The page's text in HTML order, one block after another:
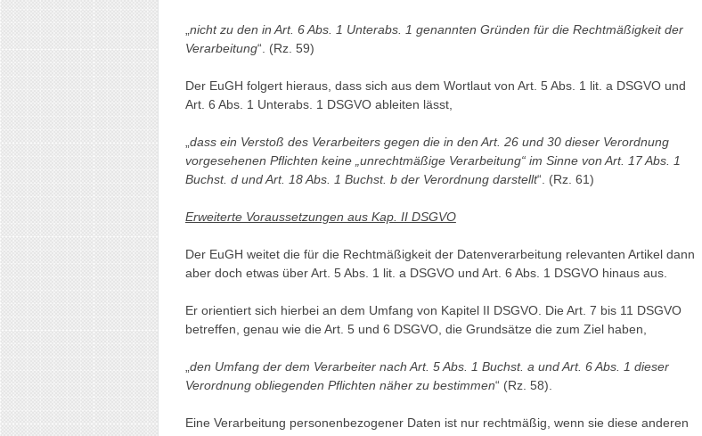
nicht zu den in Art. 6 Abs. 1 Unterabs. 1 genannten Gründen für die Rechtmäßigkeit der
Verarbeitung“. (Rz. 59)
Der EuGH folgert hieraus, dass sich aus dem Wortlaut von Art. 5 Abs. 1 lit. a DSGVO und
Art. 6 Abs. 1 Unterabs. 1 DSGVO ableiten lässt,
dass ein Verstoß des Verarbeiters gegen die in den Art. 26 und 30 dieser Verordnung
vorgesehenen Pflichten keine „unrechtmäßige Verarbeitung“ im Sinne von Art. 17 Abs. 1
Buchst. d und Art. 18 Abs. 1 Buchst. b der Verordnung darstellt“. (Rz. 61)
Erweiterte Voraussetzungen aus Kap. II DSGVO
Der EuGH weitet die für die Rechtmäßigkeit der Datenverarbeitung relevanten Artikel dann
aber doch etwas über Art. 5 Abs. 1 lit. a DSGVO und Art. 6 Abs. 1 DSGVO hinaus aus.
Er orientiert sich hierbei an dem Umfang von Kapitel II DSGVO. Die Art. 7 bis 11 DSGVO
betreffen, genau wie die Art. 5 und 6 DSGVO, die Grundsätze die zum Ziel haben,
den Umfang der dem Verarbeiter nach Art. 5 Abs. 1 Buchst. a und Art. 6 Abs. 1 dieser
Verordnung obliegenden Pflichten näher zu bestimmen“ (Rz. 58).
Eine Verarbeitung personenbezogener Daten ist nur rechtmäßig, wenn sie diese anderen